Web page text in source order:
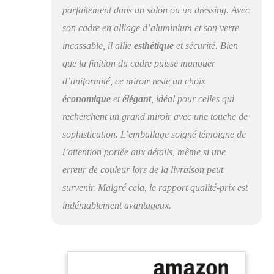
fabriqués à partir de
antidéflagrants ; même
si le miroir est
brisera pas en
morceaux sur le sol.
Nos miroirs sur pied
sont solidement
emballés, dans tous les
sens, dans des cartons
alvéolés de qualité
supérieure, afin
d'éviter tout dommage
pendant le transport
miroir sur pied est déjà
d'ouvrir le support en
parfaitement dans un salon ou un dressing. Avec
son cadre en alliage d’aluminium et son verre
incassable, il allie esthétiqueet sécurité. Bien
que la finition du cadre puisse manquer
d’uniformité, ce miroir reste un choix
économiqueetélégant, idéal pour celles qui
recherchent un grand miroir avec une touche de
sophistication. L’emballage soigné témoigne de
l’attention portée aux détails, même si une
erreur de couleur lors de la livraison peut
survenir. Malgré cela, le rapport qualité-prix est
indéniablement avantageux.